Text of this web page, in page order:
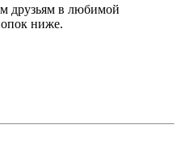
друзьям в любимой
ниже.